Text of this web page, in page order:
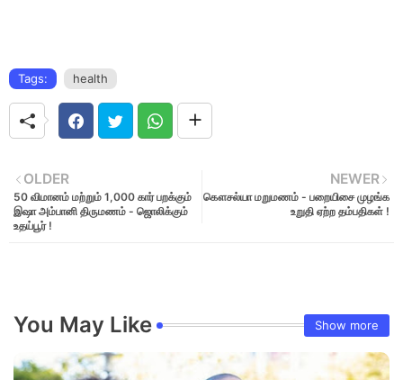
Tags: health
NEWER
கௌசல்யா மறுமணம் - பறையிசை முழங்க
உறுதி ஏற்ற தம்பதிகள் !
OLDER
50 விமானம் மற்றும் 1,000 கார் பறக்கும்
இஷா அம்பானி திருமணம் - ஜொலிக்கும்
உதய்பூர் !
You May Like Show more